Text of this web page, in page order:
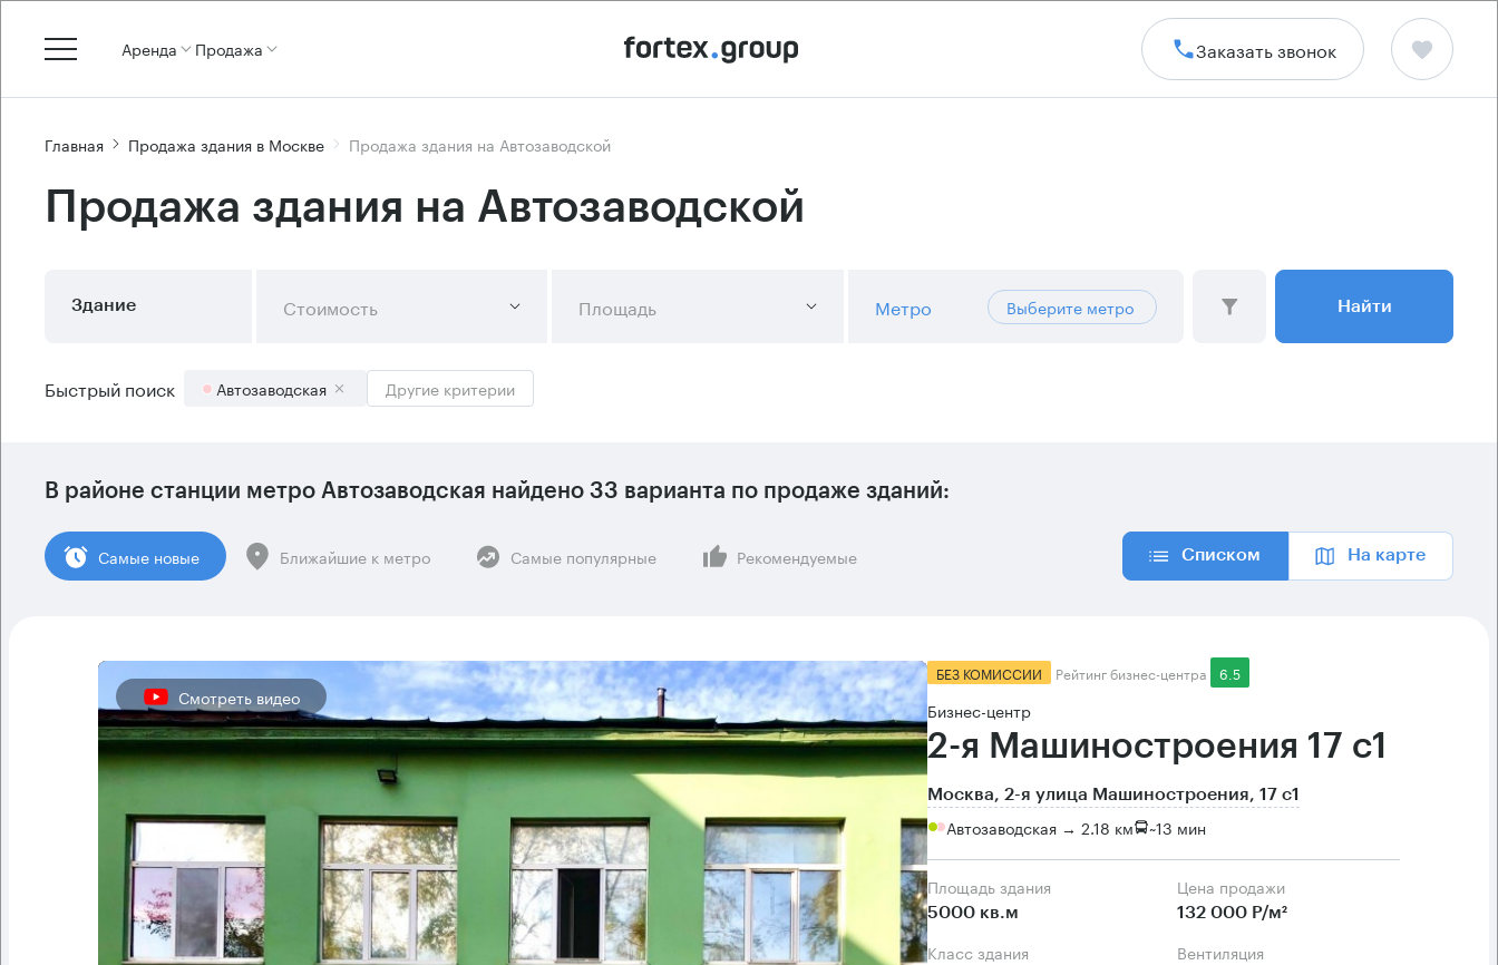
Аренда Продажа Заказать звонок
Главная Продажа здания в Москве Продажа здания на Автозаводской
Продажа здания на Автозаводской
Здание Стоимость Площадь Метро Выберите метро Найти
Быстрый поиск Автозаводская Другие критерии
В районе станции метро Автозаводская найдено 33 варианта по продаже зданий:
Cамые новые Ближайшие к метро Самые популярные Рекомендуемые Списком На карте
Смотреть видео
БЕЗ КОМИССИИ Рейтинг бизнес-центра 6.5
Бизнес-центр
2-я Машиностроения 17 с1
Москва, 2-я улица Машиностроения, 17 с1
Автозаводская → 2.18 км ~13 мин
Площадь здания
5000 кв.м
Цена продажи
132 000 Р/м²
Класс здания Вентиляция